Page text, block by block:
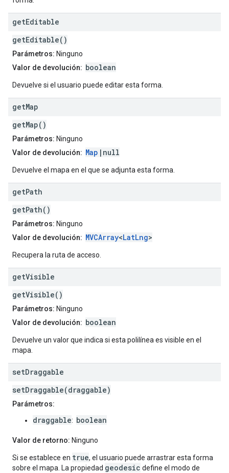
getEditable
getEditable()
Parámetros: Ninguno
Valor de devolución: boolean
Devuelve si el usuario puede editar esta forma.
getMap
getMap()
Parámetros: Ninguno
Valor de devolución: Map |null
Devuelve el mapa en el que se adjunta esta forma.
getPath
getPath()
Parámetros: Ninguno
Valor de devolución: MVCArray<LatLng>
Recupera la ruta de acceso.
getVisible
getVisible()
Parámetros: Ninguno
Valor de devolución: boolean
Devuelve un valor que indica si esta polilínea es visible en el
mapa.
setDraggable
setDraggable(draggable)
Parámetros:
draggable: boolean
Valor de retorno: Ninguno
Si se establece en true, el usuario puede arrastrar esta forma
sobre el mapa. La propiedad geodesic define el modo de